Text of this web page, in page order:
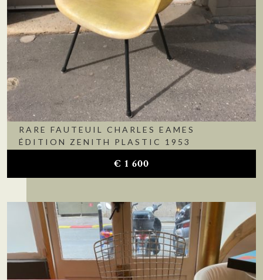
RARE FAUTEUIL CHARLES EAMES
ÉDITION ZENITH PLASTIC 1953
€ 1 600